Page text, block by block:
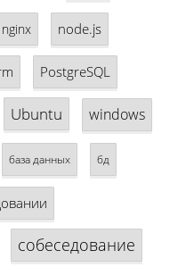
nginx node.js
PostgreSQL
Ubuntu windows
база данных бд
собеседование